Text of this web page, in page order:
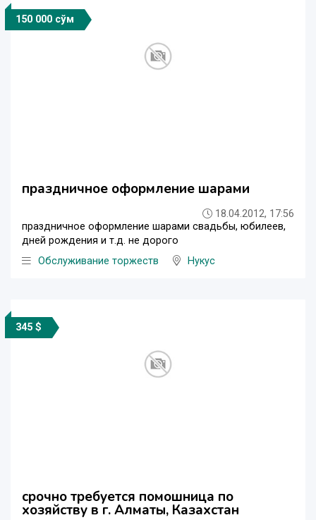
150 000 сўм
праздничное оформление шарами
18.04.2012, 17:56
праздничное оформление шарами свадьбы, юбилеев,
дней рождения и т.д. не дорого
Обслуживание торжеств
Нукус
345 $
срочно требуется помошница по
хозяйству в г. Алматы, Казахстан